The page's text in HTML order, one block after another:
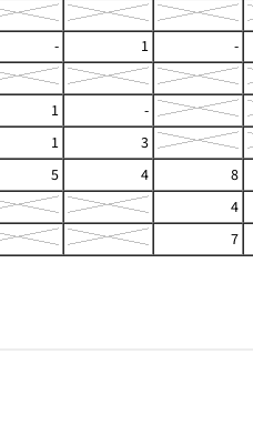
- 1
-
1
-
1
3
5 4
8
4
7